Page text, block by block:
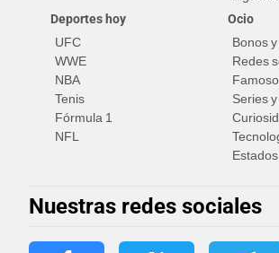
Deportes hoy
UFC
WWE
NBA
Tenis
Fórmula 1
NFL
Ocio
Bonos
Redes
Series
Nuestras redes sociales